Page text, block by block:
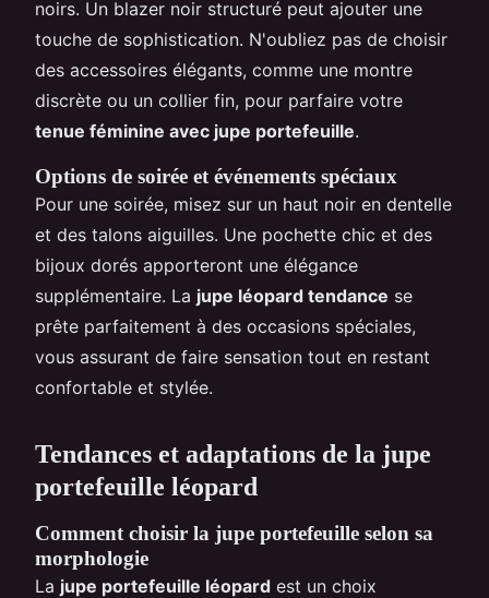
noirs. Un blazer noir structuré peut ajouter une
touche de sophistication. N'oubliez pas de choisir
des accessoires élégants, comme une montre
discrète ou un collier fin, pour parfaire votre
tenue féminine avec jupe portefeuille.
Options de soirée et événements spéciaux
Pour une soirée, misez sur un haut noir en dentelle
et des talons aiguilles. Une pochette chic et des
bijoux dorés apporteront une élégance
supplémentaire. La jupe léopard tendance se
prête parfaitement à des occasions spéciales,
vous assurant de faire sensation tout en restant
confortable et stylée.
Tendances et adaptations de la jupe
portefeuille léopard
Comment choisir la jupe portefeuille selon sa
morphologie
La jupe portefeuille léopard est un choix